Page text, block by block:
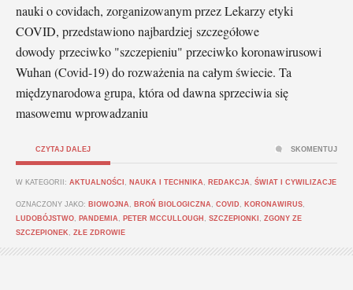
nauki o covidach, zorganizowanym przez Lekarzy etyki
COVID, przedstawiono najbardziej szczegółowe
dowody przeciwko "szczepieniu" przeciwko koronawirusowi
Wuhan (Covid-19) do rozważenia na całym świecie. Ta
międzynarodowa grupa, która od dawna sprzeciwia się
masowemu wprowadzaniu
CZYTAJ DALEJ
W KATEGORII: AKTUALNOŚCI NAUKA I TECHNIKA REDAKCJA ŚWIAT I CYWILIZACJE
OZNACZONY JAKO: BIOWOJNA BROŃ BIOLOGICZNA COVID KORONAWIRUS
LUDOBÓJSTWO
PANDEMIA PETER MCCULLOUGH SZCZEPIONKI
ZGONY ZE
SZCZEPIONEK
ZŁE ZDROWIE
SKOMENTUJ